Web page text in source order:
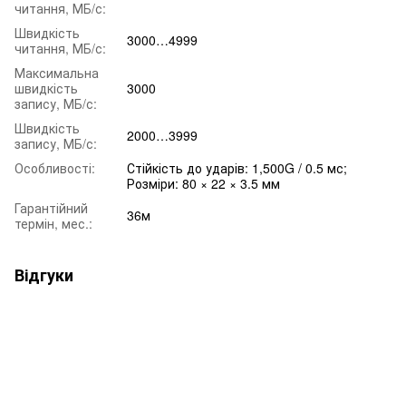
читання, МБ/с:
Швидкість
читання, МБ/с:
3000…4999
Максимальна
швидкість
запису, МБ/с:
3000
Швидкість
запису, МБ/с:
2000…3999
Особливості:
Стійкість до ударів: 1,500G / 0.5 мс;
Розміри: 80 × 22 × 3.5 мм
Гарантійний
термін, мес.:
36м
Відгуки